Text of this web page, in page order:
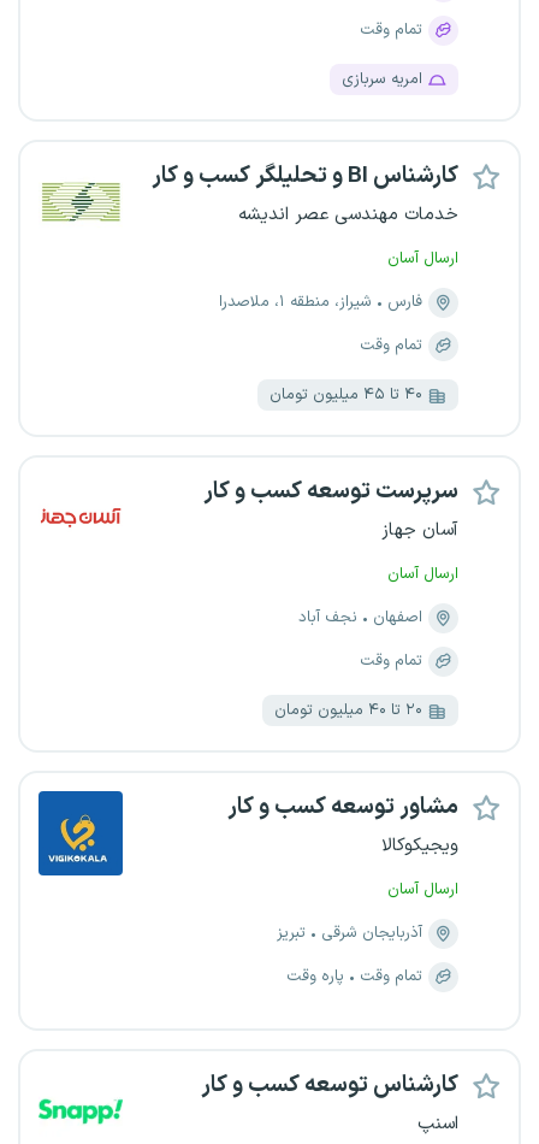
تمام وقت
امریه سربازی
کارشناس BI و تحلیلگر کسب و کار
خدمات مهندسی عصر اندیشه
ارسال آسان
فارس
شیراز، منطقه ۱، ملاصدرا
تمام وقت
۴۰ تا ۴۵ میلیون تومان
سرپرست توسعه کسب و کار
آسان جهاز
ارسال آسان
اصفهان
نجف آباد
تمام وقت
۲۰ تا ۴۰ میلیون تومان
مشاور توسعه کسب و کار
ویجیکوکالا
ارسال آسان
آذربایجان شرقی
تبریز
تمام وقت
پاره وقت
کارشناس توسعه کسب و کار
اسنپ